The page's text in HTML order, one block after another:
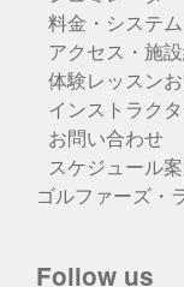
料金・システム
アクセス・施
体験レッスン
インストラク
お問い合わせ
スケジュール
ゴルファーズ・
Follow us